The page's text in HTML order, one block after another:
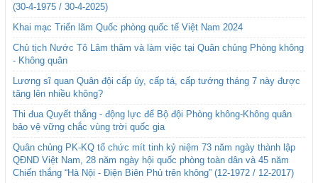
(30-4-1975 / 30-4-2025)
Khai mạc Triển lãm Quốc phòng quốc tế Việt Nam 2024
Chủ tịch Nước Tô Lâm thăm và làm việc tại Quân chủng Phòng không
- Không quân
Lương sĩ quan Quân đội cấp úy, cấp tá, cấp tướng tháng 7 này được
tăng lên nhiều không?
Thi đua Quyết thắng - động lực để Bộ đội Phòng không-Không quân
bảo vệ vững chắc vùng trời quốc gia
Quân chủng PK-KQ tổ chức mít tinh kỷ niệm 73 năm ngày thành lập
QĐND Việt Nam, 28 năm ngày hội quốc phòng toàn dân và 45 năm
Chiến thắng “Hà Nội - Điện Biên Phủ trên không” (12-1972 / 12-2017)